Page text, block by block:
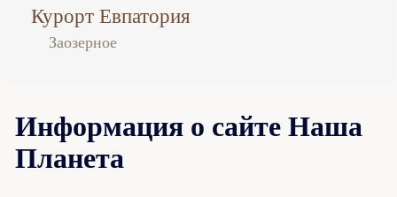
Курорт Евпатория
Заозерное
Информация о сайте Наша
Планета